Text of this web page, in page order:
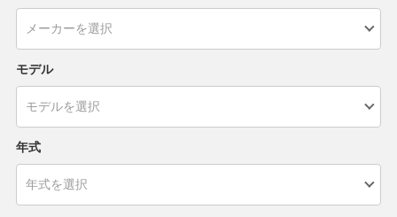
モデル
年式